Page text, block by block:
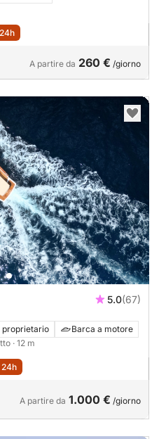
A partire da 260 € /giorno
5.0(67)
proprietario
Barca a motore
· 12 m
24h
A partire da 1.000 € /giorno